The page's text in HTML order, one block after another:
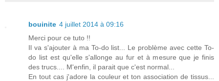
bouinite 4 juillet 2014 à 09:16
Merci pour ce tuto !!
Il va s'ajouter à ma To-do list... Le problème avec cette To-
do list est qu'elle s'allonge au fur et à mesure que je finis
des trucs.... M'enfin, il parait que c'est normal...
En tout cas j'adore la couleur et ton association de tissus...